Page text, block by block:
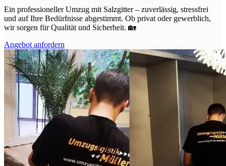
Ein professioneller Umzug mit Salzgitter – zuverlässig, stressfrei
und auf Ihre Bedürfnisse abgestimmt. Ob privat oder gewerblich,
wir sorgen für Qualität und Sicherheit. 🏡
Angebot anfordern